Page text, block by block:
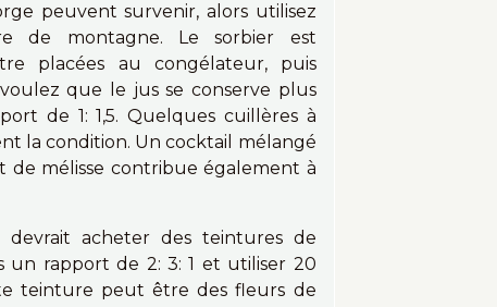
peuvent survenir, alors utilisez
de montagne. Le sorbier est
placées au congélateur, puis
que le jus se conserve plus
de 1: 1,5. Quelques cuillères à
la condition. Un cocktail mélangé
de mélisse contribue également à
devrait acheter des teintures de
un rapport de 2: 3: 1 et utiliser 20
teinture peut être des fleurs de